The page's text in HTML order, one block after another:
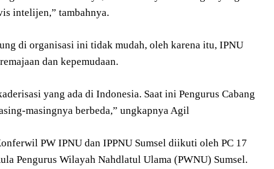
intelijen,” tambahnya.
di organisasi ini tidak mudah, oleh karena itu, IPNU
dan kepemudaan.
yang ada di Indonesia. Saat ini Pengurus Cabang
masingnya berbeda,” ungkapnya Agil
PW IPNU dan IPPNU Sumsel diikuti oleh PC 17
Pengurus Wilayah Nahdlatul Ulama (PWNU) Sumsel.